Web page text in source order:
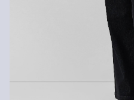
Zawiera poliester z recyklingu:
recyklingu, wykonany z
jak butelki PET, lub z włókien